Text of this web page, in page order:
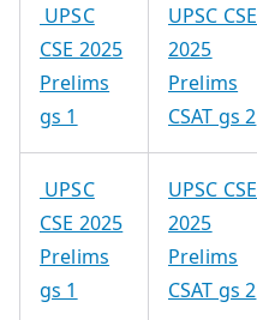
UPSC
CSE 2025
Prelims
gs 1
UPSC CSE
2025
Prelims
CSAT gs 2
UPSC
CSE 2025
Prelims
gs 1
UPSC CSE
2025
Prelims
CSAT gs 2